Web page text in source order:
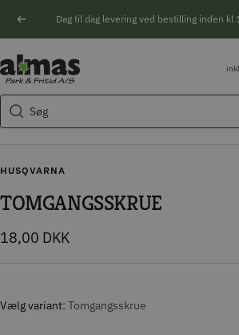
Forrige Dag til dag levering ved bestilling inden kl
Søg
Almas
Park
&
Fritid
HUSQVARNA
TOMGANGSSKRUE
Tilbudspris
18,00 DKK
Vælg variant Tomgangsskrue
Søgeforslag
Husqvarna motorsav
Kikkert
Blink